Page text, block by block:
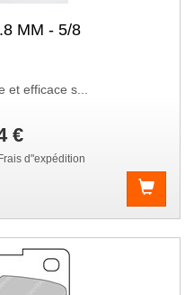
MM - 5/8
et efficace s...
€
d"expédition